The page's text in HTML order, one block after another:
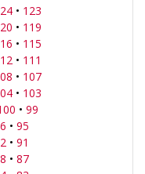
• 123
• 119
• 115
• 111
• 107
• 103
• 99
• 95
• 91
• 87